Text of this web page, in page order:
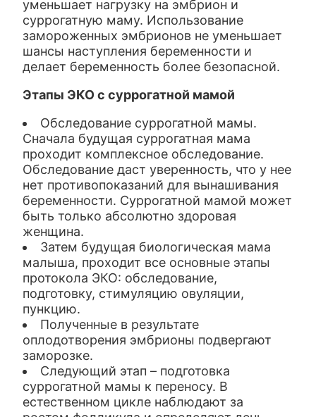
уменьшает нагрузку на эмбрион и
суррогатную маму. Использование
замороженных эмбрионов не уменьшает
шансы наступления беременности и
делает беременность более безопасной.
Этапы ЭКО с суррогатной мамой
Обследование суррогатной мамы.
Сначала будущая суррогатная мама
проходит комплексное обследование.
Обследование даст уверенность, что у нее
нет противопоказаний для вынашивания
беременности. Суррогатной мамой может
быть только абсолютно здоровая
женщина.
Затем будущая биологическая мама
малыша, проходит все основные этапы
протокола ЭКО: обследование,
подготовку, стимуляцию овуляции,
пункцию.
Полученные в результате
оплодотворения эмбрионы подвергают
заморозке.
Следующий этап – подготовка
суррогатной мамы к переносу. В
естественном цикле наблюдают за